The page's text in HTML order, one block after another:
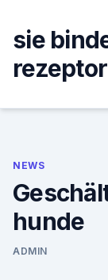
content
sie
rezeptor
NEWS
hunde
ADMIN